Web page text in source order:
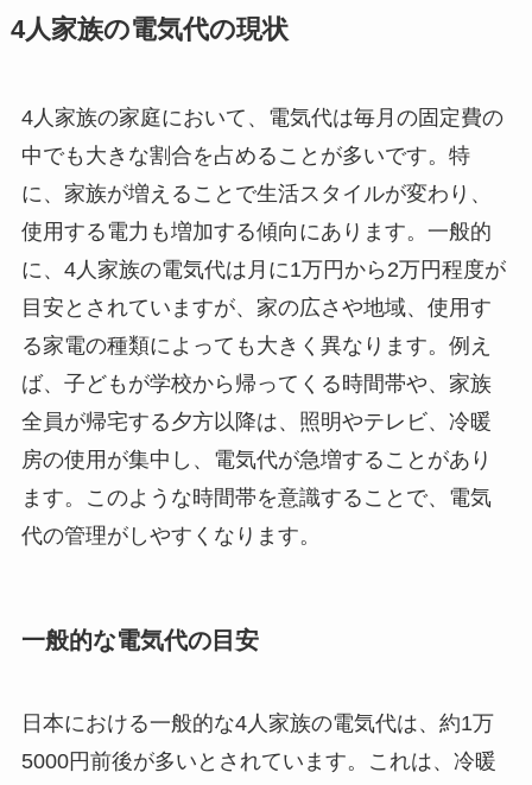
4人家族の電気代の現状
4人家族の家庭において、電気代は毎月の固定費の
中でも大きな割合を占めることが多いです。特
に、家族が増えることで生活スタイルが変わり、
使用する電力も増加する傾向にあります。一般的
に、4人家族の電気代は月に1万円から2万円程度が
目安とされていますが、家の広さや地域、使用す
る家電の種類によっても大きく異なります。例え
ば、子どもが学校から帰ってくる時間帯や、家族
全員が帰宅する夕方以降は、照明やテレビ、冷暖
房の使用が集中し、電気代が急増することがあり
ます。このような時間帯を意識することで、電気
代の管理がしやすくなります。
一般的な電気代の目安
日本における一般的な4人家族の電気代は、約1万
5000円前後が多いとされています。これは、冷暖